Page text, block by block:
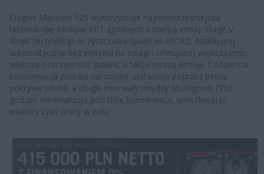
Ciągnik Maxxum 125 wykorzystuje najnowocześniejszą
technologię silników FPT zgodnych z normą emisji Stage V
dzięki technologii oczyszczania spalin HI-eSCR2, działającej
automatycznie bez wpływu na osiągi i oferującej większą moc,
większą oszczędność paliwa, a także niższą emisję. Codzienna
konserwacja została natomiast ułatwiona poprzez pełną
pokrywę silnika, a długie interwały między obsługowe (750
godzin) minimalizują potrzebę konserwacji, umożliwiając
większy czas pracy w polu.